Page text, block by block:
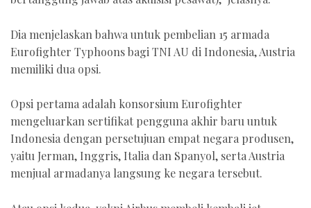
Dia menjelaskan bahwa untuk pembelian 15 armada
Eurofighter Typhoons bagi TNI AU di Indonesia, Austria
memiliki dua opsi.
Opsi pertama adalah konsorsium Eurofighter
mengeluarkan sertifikat pengguna akhir baru untuk
Indonesia dengan persetujuan empat negara produsen,
yaitu Jerman, Inggris, Italia dan Spanyol, serta Austria
menjual armadanya langsung ke negara tersebut.